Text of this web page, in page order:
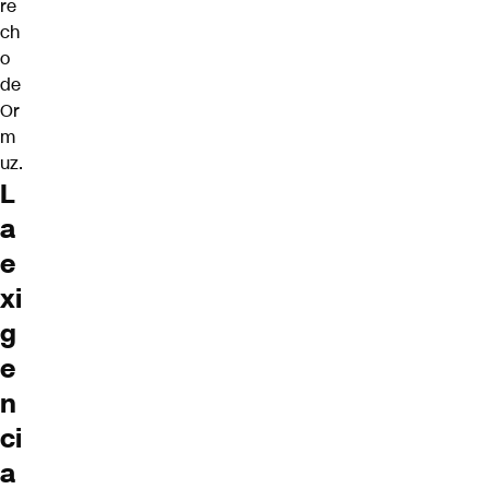
re
ch
o
de
Or
m
uz.
L
a
e
xi
g
e
n
ci
a